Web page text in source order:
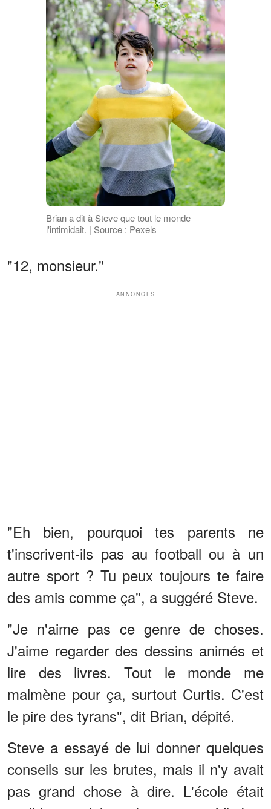
Brian a dit à Steve que tout le monde
l'intimidait. | Source : Pexels
"12, monsieur."
ANNONCES
"Eh bien, pourquoi tes parents ne
t'inscrivent-ils pas au football ou à un
autre sport ? Tu peux toujours te faire
des amis comme ça", a suggéré Steve.
"Je n'aime pas ce genre de choses.
J'aime regarder des dessins animés et
lire des livres. Tout le monde me
malmène pour ça, surtout Curtis. C'est
le pire des tyrans", dit Brian, dépité.
Steve a essayé de lui donner quelques
conseils sur les brutes, mais il n'y avait
pas grand chose à dire. L'école était